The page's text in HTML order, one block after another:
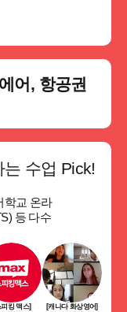
어, 항공권
는 수업 Pick!
학교 온라
등 다수
피킹 맥스]
[캐나다 화상영어]